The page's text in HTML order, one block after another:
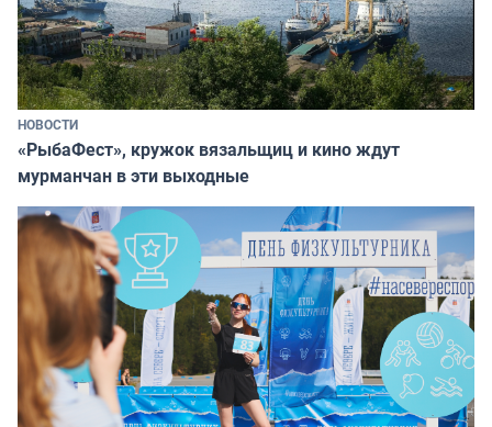
НОВОСТИ
«РыбаФест», кружок вязальщиц и кино ждут
мурманчан в эти выходные